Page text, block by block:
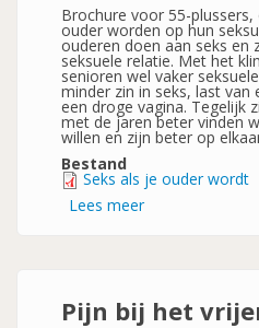
Brochure voor 55-
ouder worden op hun
ouderen doen aan seks en
seksuele relatie. Met het
senioren wel vaker
minder zin in seks, last
een droge vagina. Tegelijk
met de jaren beter vinden
willen en zijn beter op
Bestand
Seks als je ouder wordt
Lees meerover
Pijn bij het